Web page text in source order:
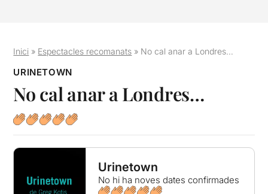
Inici » Espectacles recomanats » No cal anar a Londres…
URINETOWN
No cal anar a Londres…
Urinetown
No hi ha noves dates confirmades